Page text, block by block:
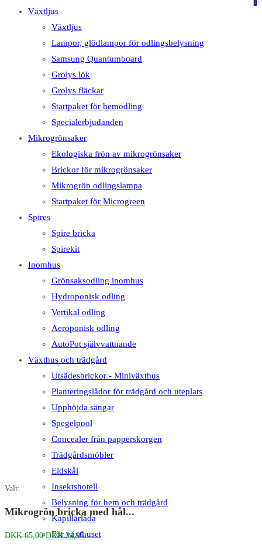
0
att
stänga
Växtljus
Växtljus
Lampor, glödlampor för odlingsbelysning
Samsung Quantumboard
Grolys lök
Grolys fläckar
Startpaket för hemodling
Specialerbjudanden
Mikrogrönsaker
Ekologiska frön av mikrogrönsaker
Brickor för mikrogrönsaker
Mikrogrön odlingslampa
Startpaket för Microgreen
Spires
Spire bricka
Spirekit
Inomhus
Grönsaksodling inomhus
Hydroponisk odling
Vertikal odling
Aeroponisk odling
AutoPot självvattnande
Växthus och trädgård
Utsädesbrickor - Miniväxthus
Planteringslådor för trädgård och uteplats
Upphöjda sängar
Spegelpool
Concealer från papperskorgen
Trädgårdsmöbler
Eldskål
Insektshotell
Belysning för hem och trädgård
Kapillärlåda
För växthuset
Valt:
Mikrogrön bricka med hål...
DKK65,00 Det
DKK24,95Det